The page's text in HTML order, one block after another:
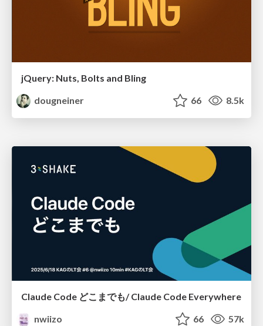
jQuery: Nuts, Bolts and Bling
dougneiner
66 8.5k
Claude Code どこまでも/ Claude Code Everywhere
nwiizo
66 57k